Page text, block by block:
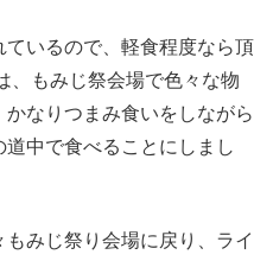
いるので、軽食程度なら頂
、もみじ祭会場で色々な物
なりつまみ食いをしながら
中で食べることにしまし
みじ祭り会場に戻り、ライ